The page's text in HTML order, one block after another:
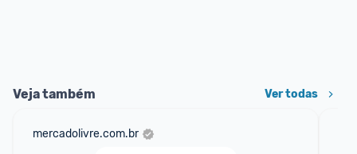
Veja também Ver todas
mercadolivre.com.br